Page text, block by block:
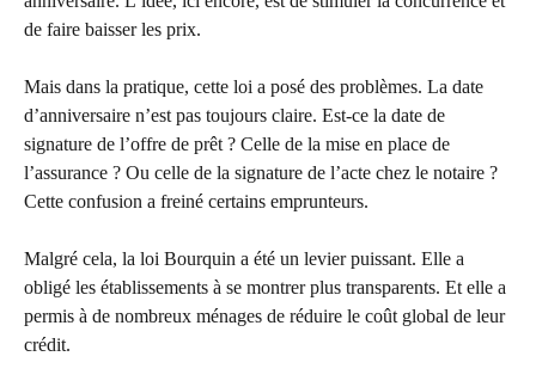
de faire baisser les prix.
Mais dans la pratique, cette loi a posé des problèmes. La date
d’anniversaire n’est pas toujours claire. Est-ce la date de
signature de l’offre de prêt ? Celle de la mise en place de
l’assurance ? Ou celle de la signature de l’acte chez le notaire ?
Cette confusion a freiné certains emprunteurs.
Malgré cela, la loi Bourquin a été un levier puissant. Elle a
obligé les établissements à se montrer plus transparents. Et elle a
permis à de nombreux ménages de réduire le coût global de leur
crédit.